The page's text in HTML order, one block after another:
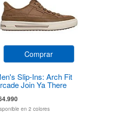
Comprar
Slip-Ins: Arch Fit
Join Ya There
en 2 colores